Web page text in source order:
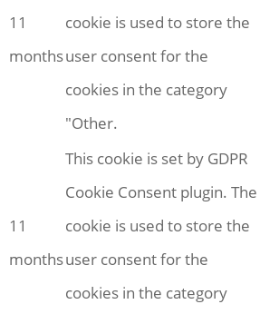
11
months
cookie is used to store the
user consent for the
cookies in the category
"Other.
11
months
This cookie is set by GDPR
Cookie Consent plugin. The
cookie is used to store the
user consent for the
cookies in the category